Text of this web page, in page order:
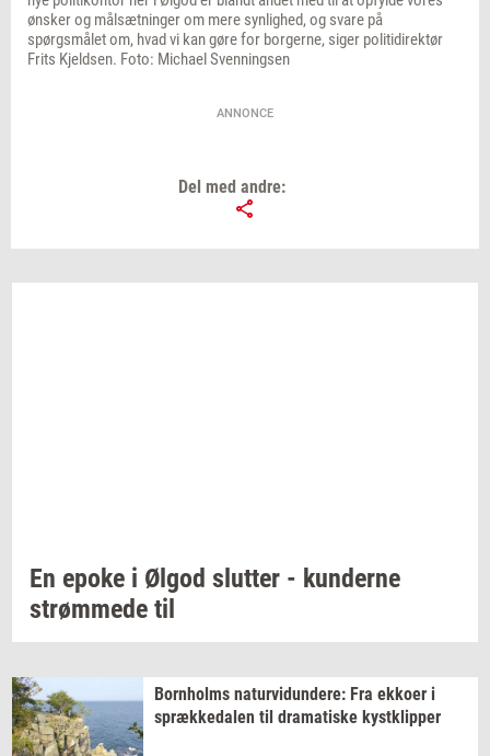
ønsker og målsætninger om mere synlighed, og svare på
spørgsmålet om, hvad vi kan gøre for borgerne, siger politidirektør
Frits Kjeldsen. Foto: Michael Svenningsen
ANNONCE
Del med andre:
En epoke i Ølgod slut­ter - kun­der­ne
strøm­me­de til
Born­holms na­tur­vi­dun­de­re: Fra ek­ko­er i
spræk­ke­da­len til dra­ma­ti­ske kyst­klip­per